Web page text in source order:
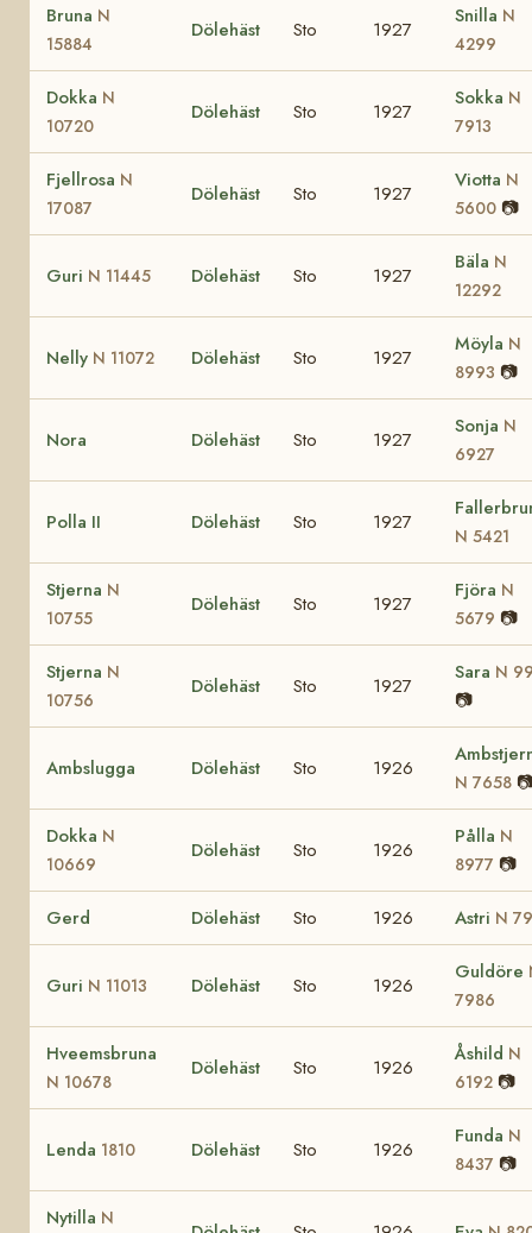
Bruna N
15884
Dölehäst Sto 1927
Snilla N
4299
Dokka N
10720
Dölehäst Sto 1927
Sokka N
7913
Fjellrosa N
17087
Dölehäst Sto 1927
Viotta N
5600 📷
Guri N 11445 Dölehäst Sto 1927
Bäla N
12292
Nelly N 11072 Dölehäst Sto 1927
Möyla N
8993 📷
Nora Dölehäst Sto 1927
Sonja N
6927
Polla II Dölehäst Sto 1927
N 5421
Stjerna N
10755
Dölehäst Sto 1927
Fjöra N
5679 📷
Stjerna N
10756
Dölehäst Sto 1927
Sara N
📷
Ambslugga Dölehäst Sto 1926
N 7658
Dokka N
10669
Dölehäst Sto 1926
Pålla N
8977 📷
Gerd Dölehäst Sto 1926 Astri N
Guri N 11013 Dölehäst Sto 1926
Guldöre
7986
Hveemsbruna
N 10678
Dölehäst Sto 1926
Åshild N
6192 📷
Lenda 1810 Dölehäst Sto 1926
Funda N
8437 📷
Nytilla N